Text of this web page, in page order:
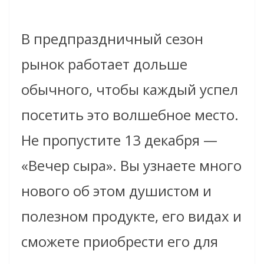
В предпраздничный сезон
рынок работает дольше
обычного, чтобы каждый успел
посетить это волшебное место.
Не пропустите 13 декабря —
«Вечер сыра». Вы узнаете много
нового об этом душистом и
полезном продукте, его видах и
сможете приобрести его для